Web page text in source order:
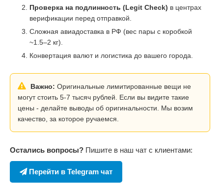
Проверка на подлинность (Legit Check) в центрах
верификации перед отправкой.
Сложная авиадоставка в РФ (вес пары с коробкой
~1.5–2 кг).
Конвертация валют и логистика до вашего города.
Важно: Оригинальные лимитированные вещи не
могут стоить 5-7 тысяч рублей. Если вы видите такие
цены - делайте выводы об оригинальности. Мы возим
качество, за которое ручаемся.
Остались вопросы? Пишите в наш чат с клиентами:
Перейти в Telegram чат